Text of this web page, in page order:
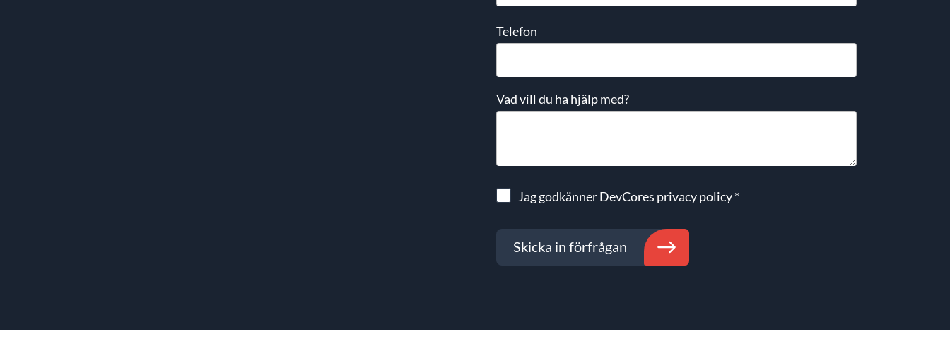
Telefon
Vad vill du ha hjälp med?
Jag godkänner DevCores privacy policy*
Skicka in förfrågan